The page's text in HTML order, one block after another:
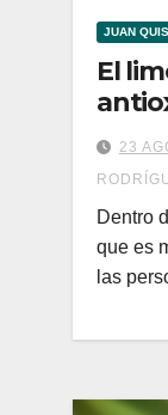
JUAN
El
23
Dentro
que es
las